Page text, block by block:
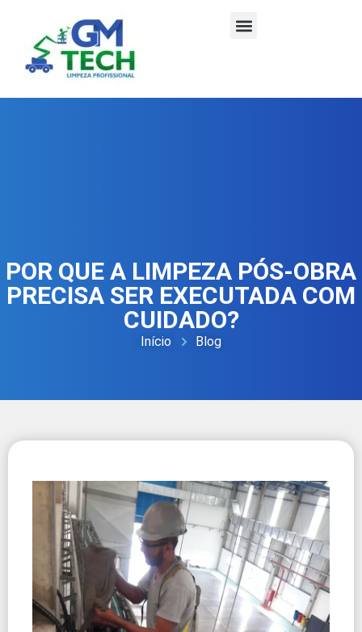
POR QUE A LIMPEZA PÓS-OBRA
PRECISA SER EXECUTADA COM
CUIDADO?
Início Blog